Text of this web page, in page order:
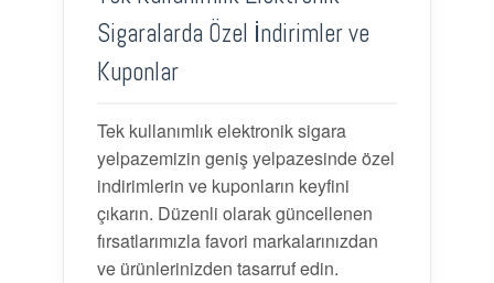
Sigaralarda Özel İndirimler ve
Kuponlar
Tek kullanımlık elektronik sigara
yelpazemizin geniş yelpazesinde özel
indirimlerin ve kuponların keyfini
çıkarın. Düzenli olarak güncellenen
fırsatlarımızla favori markalarınızdan
ve ürünlerinizden tasarruf edin.